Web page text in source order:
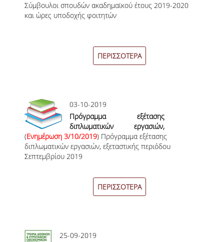
ΣΠΟΥΔΩΝ
ΜΑΘΗΜΑΤΑ ΕΠΙΛΟΓΗΣ ΑΠΟ ΑΛΛΑ
ΥΠΟΣΤΗΡΙΞΗ ΣΠΟΥΔΩΝ
ΔΙΠΛΩΜΑΤΙΚΗ ΕΡΓΑΣΙΑ
ΓΕΝΙΚΕΣ ΠΛΗΡΟΦΟΡΙΕΣ
ΟΔΗΓΙΕΣ ΓΙΑ ΤΗ ΣΥΜΜΕΤΟΧΗ
ΣΤΟ ΜΑΘΗΜΑ «ΣΕΜΙΝΑΡΙΟ ΚΑΙ
ΔΙΠΛΩΜΑΤΙΚΗ ΕΡΓΑΣΙΑ»
2020 και ώρες υποδοχής
φοιτητών
Σύμβουλοι σπουδών ακαδημαϊκού έτους 2019-2020
και ώρες υποδοχής φοιτητών
ΠΕΡΙΣΣΟΤΕΡΑ
03-10-2019
Πρόγραμμα εξέτασης
διπλωματικών εργασιών,
εξεταστικής περιόδου
Σεπτεμβρίου 2019
(Ενημέρωση 3/10/2019) Πρόγραμμα εξέτασης
διπλωματικών εργασιών, εξεταστικής περιόδου
Σεπτεμβρίου 2019
ΠΕΡΙΣΣΟΤΕΡΑ
25-09-2019